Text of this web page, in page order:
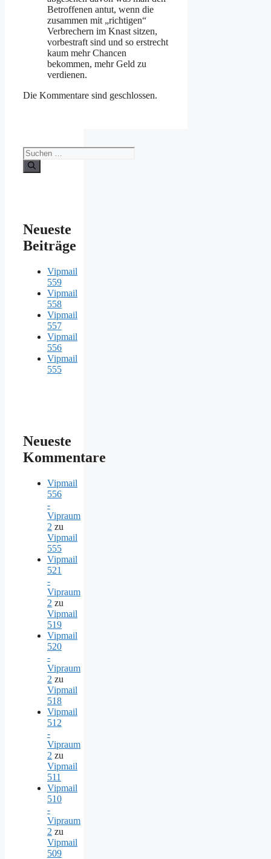
Betroffenen antut, wenn die
zusammen mit „richtigen“
Verbrechern im Knast sitzen,
vorbestraft sind und so erstrecht
kaum mehr Chancen
bekommen, mehr Geld zu
verdienen.
Die Kommentare sind geschlossen.
Suche
nach:
Neueste
Beiträge
Vipmail
559
Vipmail
558
Vipmail
557
Vipmail
556
Vipmail
555
Neueste
Kommentare
Vipmail
556
-
Vipraum
2 zu
Vipmail
555
Vipmail
521
-
Vipraum
2 zu
Vipmail
519
Vipmail
520
-
Vipraum
2 zu
Vipmail
518
Vipmail
512
-
Vipraum
2 zu
Vipmail
511
Vipmail
510
-
Vipraum
2 zu
Vipmail
509